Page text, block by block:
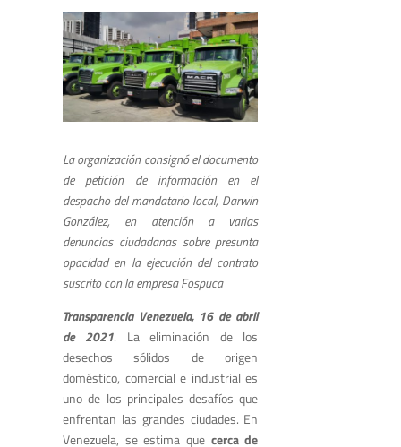
La organización consignó el documento
de petición de información en el
despacho del mandatario local, Darwin
González, en atención a varias
denuncias ciudadanas sobre presunta
opacidad en la ejecución del contrato
suscrito con la empresa Fospuca
Transparencia Venezuela, 16 de abril
de 2021. La eliminación de los
desechos sólidos de origen
doméstico, comercial e industrial es
uno de los principales desafíos que
enfrentan las grandes ciudades. En
Venezuela, se estima que cerca de